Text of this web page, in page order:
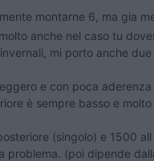
montarne 6, ma gia
anche nel caso tu
mi porto anche
e con poca
è sempre basso e
(singolo) e 1500
problema. (poi dipende